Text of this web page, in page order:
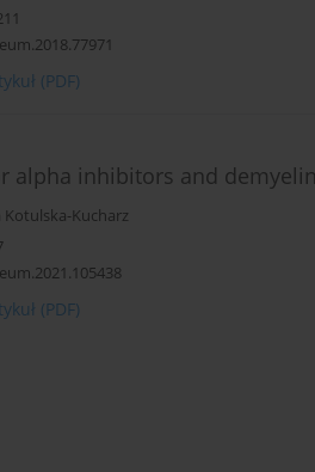
(PDF)
alpha inhibitors and
Kotulska-Kucharz
(PDF)